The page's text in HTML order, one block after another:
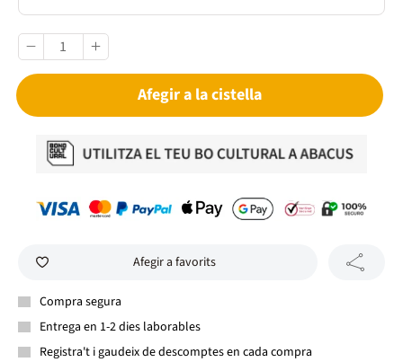
Afegir a la cistella
Afegir a favorits
Compra segura
Entrega en 1-2 dies laborables
Registra't i gaudeix de descomptes en cada compra